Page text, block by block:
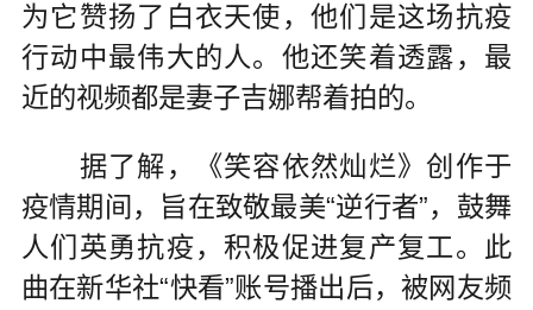
为它赞扬了白衣天使，他们是这场抗疫
行动中最伟大的人。他还笑着透露，最
近的视频都是妻子吉娜帮着拍的。
据了解，《笑容依然灿烂》创作于
疫情期间，旨在致敬最美“逆行者”，鼓舞
人们英勇抗疫，积极促进复产复工。此
曲在新华社“快看”账号播出后，被网友频